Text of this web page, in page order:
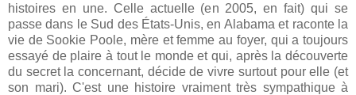
histoires en une. Celle actuelle (en 2005, en fait) qui se
passe dans le Sud des États-Unis, en Alabama et raconte la
vie de Sookie Poole, mère et femme au foyer, qui a toujours
essayé de plaire à tout le monde et qui, après la découverte
du secret la concernant, décide de vivre surtout pour elle (et
son mari). C'est une histoire vraiment très sympathique à